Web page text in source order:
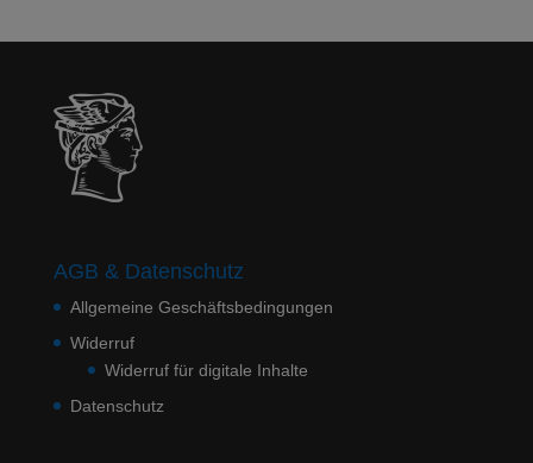
AGB & Datenschutz
Allgemeine Geschäftsbedingungen
Widerruf
Widerruf für digitale Inhalte
Datenschutz